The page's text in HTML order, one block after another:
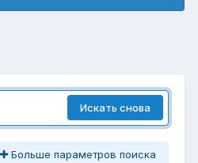
Искать снова
Больше параметров поиска